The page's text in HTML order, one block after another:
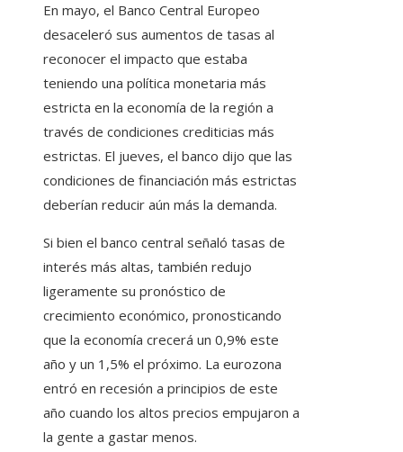
En mayo, el Banco Central Europeo
desaceleró sus aumentos de tasas al
reconocer el impacto que estaba
teniendo una política monetaria más
estricta en la economía de la región a
través de condiciones crediticias más
estrictas. El jueves, el banco dijo que las
condiciones de financiación más estrictas
deberían reducir aún más la demanda.
Si bien el banco central señaló tasas de
interés más altas, también redujo
ligeramente su pronóstico de
crecimiento económico, pronosticando
que la economía crecerá un 0,9% este
año y un 1,5% el próximo. La eurozona
entró en recesión a principios de este
año cuando los altos precios empujaron a
la gente a gastar menos.